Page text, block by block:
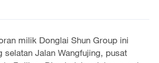
milik Donglai Shun Group ini
selatan Jalan Wangfujing, pusat